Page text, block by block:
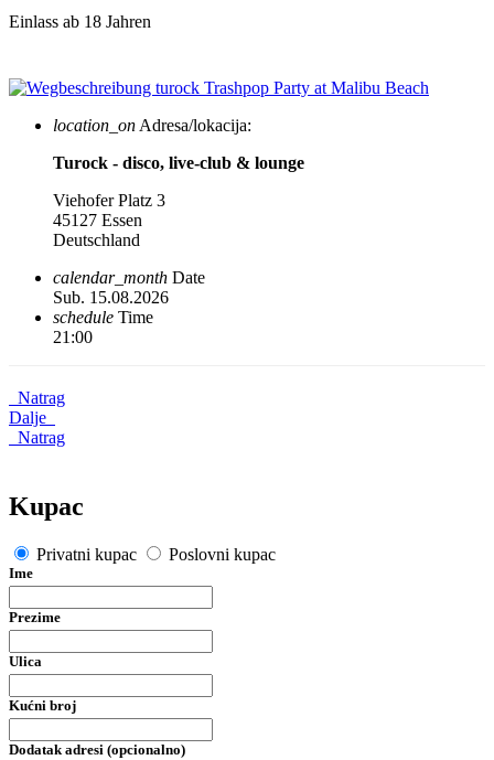
Einlass ab 18 Jahren
location_on Adresa/lokacija:
Turock - disco, live-club & lounge
Viehofer Platz 3
45127 Essen
Deutschland
calendar_month Date
Sub. 15.08.2026
schedule Time
21:00
Natrag
Dalje
Natrag
Kupac
Privatni kupac Poslovni kupac
Ime
Prezime
Ulica
Kućni broj
Dodatak adresi (opcionalno)